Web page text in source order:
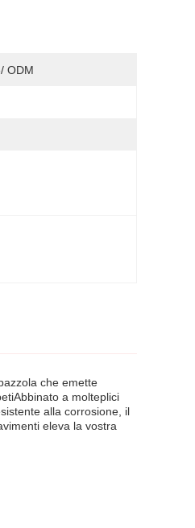
ODM
che emette
a molteplici
alla corrosione, il
eleva la vostra